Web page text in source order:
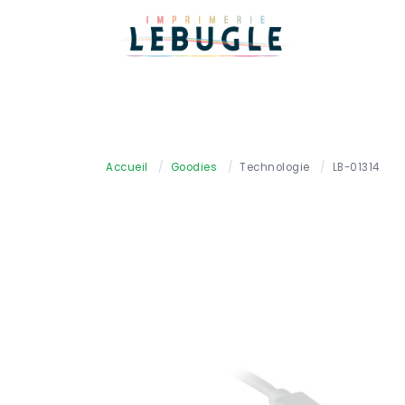
Accueil / Goodies / Technologie / LB-01314